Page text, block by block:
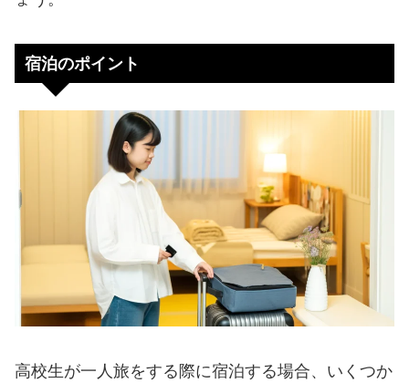
宿泊のポイント
高校生が一人旅をする際に宿泊する場合、いくつか